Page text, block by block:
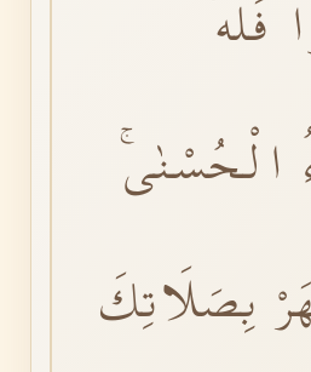
الْحُسْنٰىۚ
بِصَلَاتِكَ